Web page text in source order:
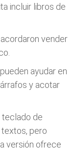
incluir libros de
vender
ayudar en
y acotar
teclado de
textos, pero
versión ofrece